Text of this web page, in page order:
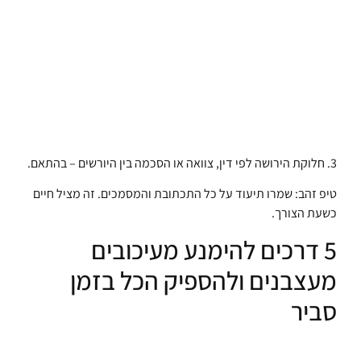
3. חלוקת הירושה לפי דין, צוואה או הסכמה בין היורשים – בהתאם.
טיפ זהב: שמרו תיעוד על כל התכתובת והמסמכים. זה מציל חיים
כשעת הצורך.
5 דרכים להימנע מעיכובים
מעצבנים ולהספיק הכל בזמן
סביר